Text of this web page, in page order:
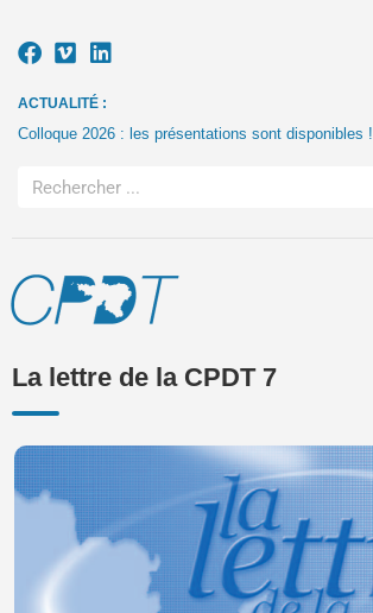
ACTUALITÉ :
Colloque 2026 : les présentations sont disponibles !
La lettre de la CPDT 7